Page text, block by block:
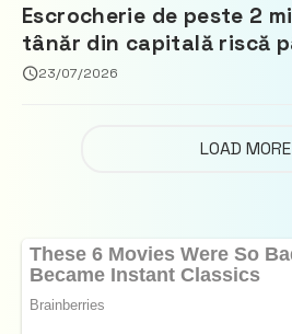
Escrocherie de peste 2
tânăr din capitală riscă
închisoare
23/07/2026
LOAD MORE